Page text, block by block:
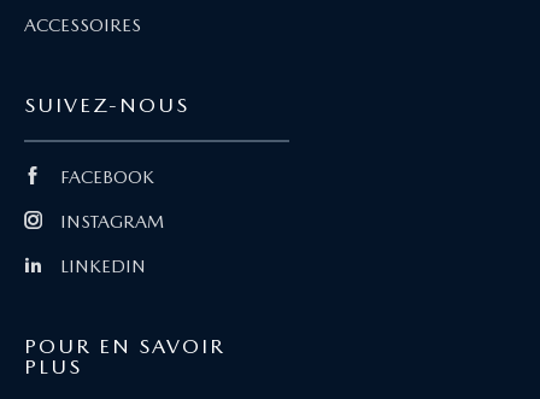
ACCESSOIRES
SUIVEZ-NOUS
FACEBOOK
INSTAGRAM
LINKEDIN
POUR EN SAVOIR
PLUS